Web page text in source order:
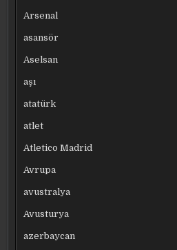
Arsenal
asansör
Aselsan
aşı
atatürk
atlet
Atletico Madrid
Avrupa
avustralya
Avusturya
azerbaycan